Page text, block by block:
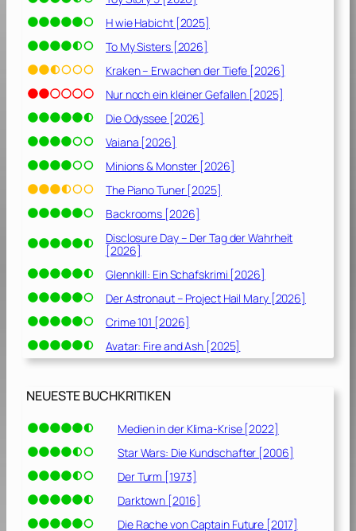
H wie Habicht [2025]
To My Sisters [2026]
Kraken – Erwachen der Tiefe [2026]
Nur noch ein kleiner Gefallen [2025]
Die Odyssee [2026]
Vaiana [2026]
Minions & Monster [2026]
The Piano Tuner [2025]
Backrooms [2026]
Disclosure Day – Der Tag der Wahrheit
[2026]
Glennkill: Ein Schafskrimi [2026]
Der Astronaut – Project Hail Mary [2026]
Crime 101 [2026]
Avatar: Fire and Ash [2025]
NEUESTE BUCHKRITIKEN
Medien in der Klima-Krise [2022]
Star Wars: Die Kundschafter [2006]
Der Turm [1973]
Darktown [2016]
Die Rache von Captain Future [2017]